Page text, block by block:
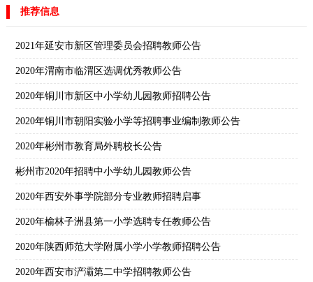
推荐信息
2021年延安市新区管理委员会招聘教师公告
2020年渭南市临渭区选调优秀教师公告
2020年铜川市新区中小学幼儿园教师招聘公告
2020年铜川市朝阳实验小学等招聘事业编制教师公告
2020年彬州市教育局外聘校长公告
彬州市2020年招聘中小学幼儿园教师公告
2020年西安外事学院部分专业教师招聘启事
2020年榆林子洲县第一小学选聘专任教师公告
2020年陕西师范大学附属小学小学教师招聘公告
2020年西安市浐灞第二中学招聘教师公告